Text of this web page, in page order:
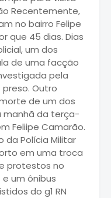
Recentemente,
no bairro Felipe
que 45 dias. Dias
um dos
de uma facção
pela
Outro
de um dos
manhã da terça-
Feliipe Camarão.
da Polícia Militar
em uma troca
protestos no
um ônibus
do g1 RN